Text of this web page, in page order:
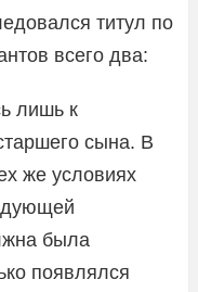
титул по
всего два:
лишь к
сына. В
же условиях
была
появлялся